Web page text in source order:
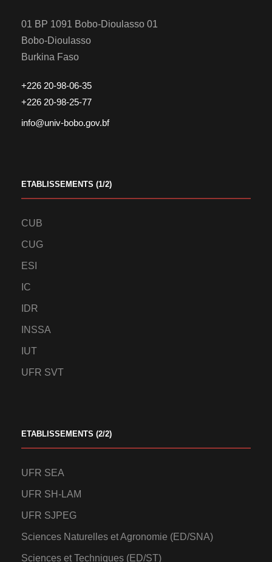
01 BP 1091 Bobo-Dioulasso 01
Bobo-Dioulasso
Burkina Faso
+226 20-98-06-35
+226 20-98-25-77
info@univ-bobo.gov.bf
ETABLISSEMENTS (1/2)
CUB
CUG
ESI
IC
IDR
INSSA
IUT
UFR SVT
ETABLISSEMENTS (2/2)
UFR SEA
UFR SH-LAM
UFR SJPEG
Sciences Naturelles et Agronomie (ED/SNA)
Sciences et Techniques (ED/ST)